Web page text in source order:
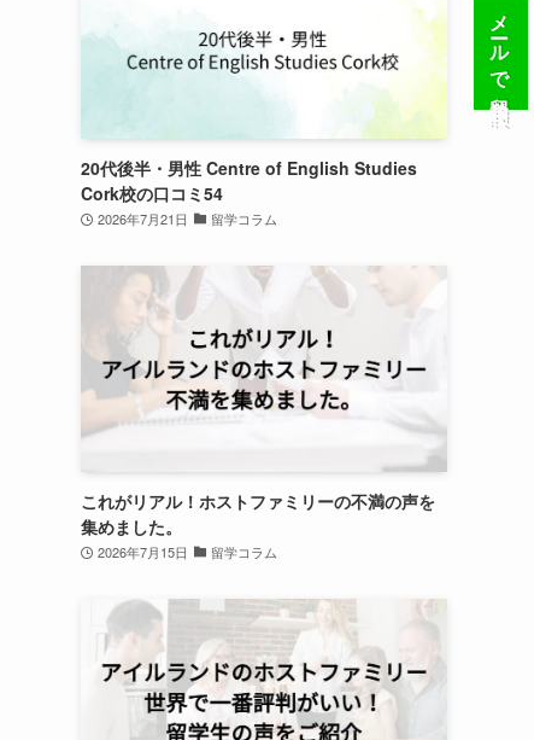
20代後半・男性 Centre of English Studies
Cork校の口コミ54
2026年7月21日 留学コラム
これがリアル！ホストファミリーの不満の声を
集めました。
2026年7月15日 留学コラム
メールで留学相談